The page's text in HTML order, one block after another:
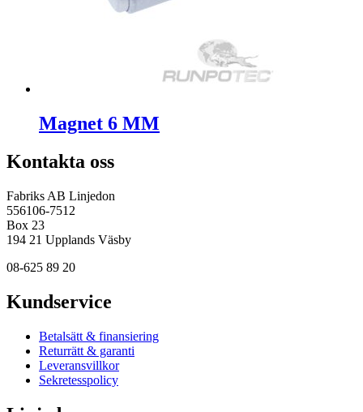
Magnet 6 MM
Kontakta oss
Fabriks AB Linjedon
556106-7512
Box 23
194 21 Upplands Väsby
08-625 89 20
Kundservice
Betalsätt & finansiering
Returrätt & garanti
Leveransvillkor
Sekretesspolicy